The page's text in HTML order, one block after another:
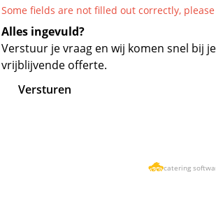
Some fields are not filled out correctly,
Alles ingevuld?
Verstuur je vraag en wij komen snel bij
vrijblijvende offerte.
Versturen
catering